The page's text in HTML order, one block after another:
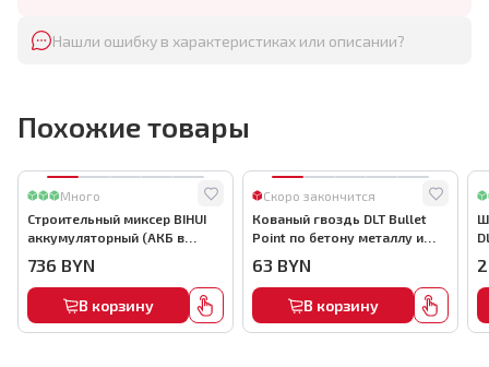
Нашли ошибку в характеристиках или описании?
Похожие товары
Много
Строительный миксер BIHUI
аккумуляторный (АКБ в
736 BYN
В корзину
Скоро закончится
Кованый гвоздь DLT Bullet
Point по бетону металлу и
арт.0116
63 BYN
В корзину